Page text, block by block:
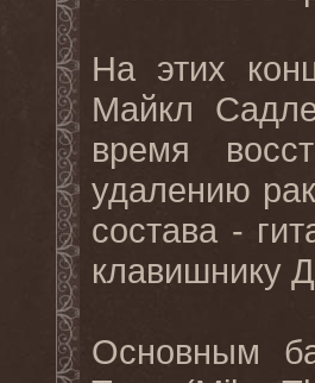
На этих
Майкл
время
удалению
состава -
клавишнику
Основным